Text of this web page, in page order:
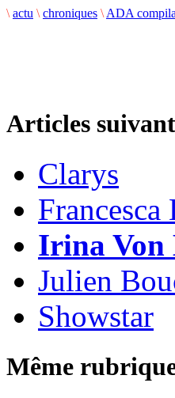
\ actu \ chroniques \ ADA
Articles
Clarys
Francesca
Irina Von
Julien
Showstar
Même